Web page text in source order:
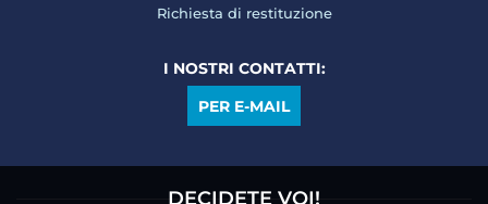
Richiesta di restituzione
I NOSTRI CONTATTI:
PER E-MAIL
DECIDETE VOI!